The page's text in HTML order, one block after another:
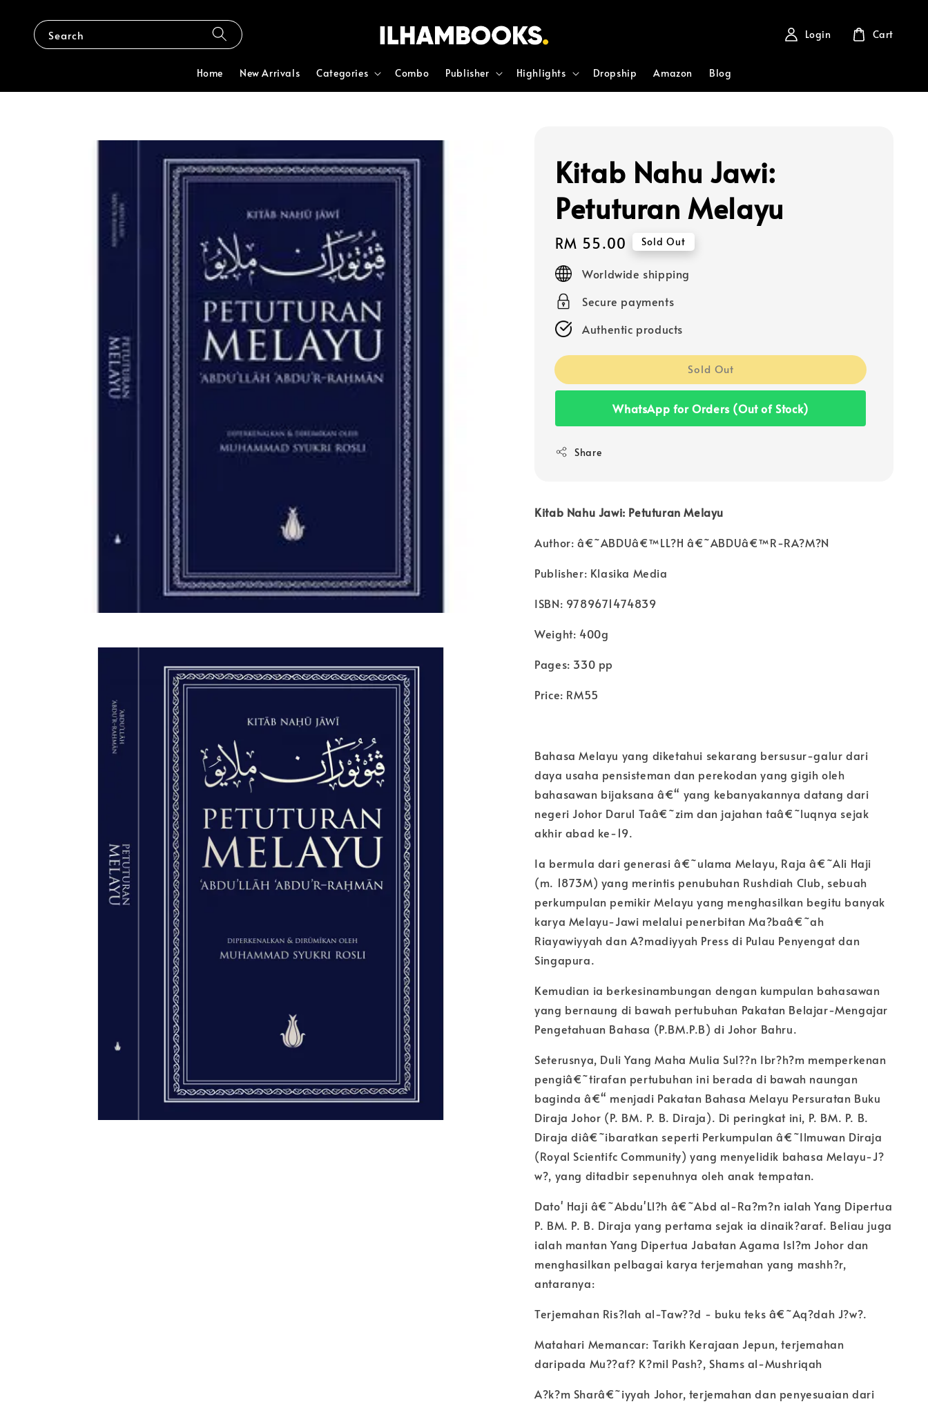
Search
Home New Arrivals Categories Combo Publisher Highlights Dropship Amazon Blog
Login Cart
Kitab Nahu Jawi:
Petuturan Melayu
Regular
price
RM 55.00 Sold Out
Worldwide shipping
Secure payments
Authentic products
Sold Out
WhatsApp for Orders (Out of Stock)
Share
Kitab Nahu Jawi: Petuturan Melayu
Author: â€˜ABDUâ€™LL?H â€˜ABDUâ€™R-RA?M?N
Publisher: Klasika Media
ISBN: 9789671474839
Weight: 400g
Pages: 330 pp
Price: RM55
Bahasa Melayu yang diketahui sekarang bersusur-galur dari
daya usaha pensisteman dan perekodan yang gigih oleh
bahasawan bijaksana â€“ yang kebanyakannya datang dari
negeri Johor Darul Taâ€˜zim dan jajahan taâ€˜luqnya sejak
akhir abad ke-19.
Ia bermula dari generasi â€˜ulama Melayu, Raja â€˜Ali Haji
(m. 1873M) yang merintis penubuhan Rushdiah Club, sebuah
perkumpulan pemikir Melayu yang menghasilkan begitu banyak
karya Melayu-Jawi melalui penerbitan Ma?baâ€˜ah
Riayawiyyah dan A?madiyyah Press di Pulau Penyengat dan
Singapura.
Kemudian ia berkesinambungan dengan kumpulan bahasawan
yang bernaung di bawah pertubuhan Pakatan Belajar-Mengajar
Pengetahuan Bahasa (P.BM.P.B) di Johor Bahru.
Seterusnya, Duli Yang Maha Mulia Sul??n Ibr?h?m memperkenan
pengiâ€˜tirafan pertubuhan ini berada di bawah naungan
baginda â€“ menjadi Pakatan Bahasa Melayu Persuratan Buku
Diraja Johor (P. BM. P. B. Diraja). Di peringkat ini, P. BM. P. B.
Diraja diâ€˜ibaratkan seperti Perkumpulan â€˜Ilmuwan Diraja
(Royal Scientifc Community) yang menyelidik bahasa Melayu-J?
w?, yang ditadbir sepenuhnya oleh anak tempatan.
Dato' Haji â€˜Abdu'Ll?h â€˜Abd al-Ra?m?n ialah Yang Dipertua
P. BM. P. B. Diraja yang pertama sejak ia dinaik?araf. Beliau juga
ialah mantan Yang Dipertua Jabatan Agama Isl?m Johor dan
menghasilkan pelbagai karya terjemahan yang mashh?r,
antaranya:
Terjemahan Ris?lah al-Taw??d - buku teks â€˜Aq?dah J?w?.
Matahari Memancar: Tarikh Kerajaan Jepun, terjemahan
daripada Mu??af? K?mil Pash?, Shams al-Mushriqah
A?k?m Sharâ€˜iyyah Johor, terjemahan dan penyesuaian dari